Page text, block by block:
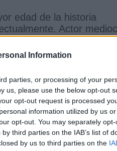
Information
parties, or processing of your
us, please use the below opt-out
opt-out request is processed
information utilized by us
opt-out. You may separately
third parties on the IAB’s list of
by us to third parties on the
edad de la historia
Actor
él de manera
grandes corporaciones,
durante la etapa de
de líder imprescindible,
de la historia,por
lemas:“El Estado
. Laeconomía-vudú
dinero, los ricos
reforzada prosperidad
Reagan se basó en